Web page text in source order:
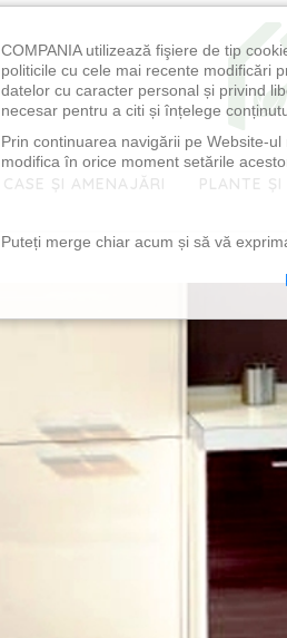
CASE ȘI AMENAJĂRI PLANTE
COMPANIA utilizează fişiere de tip
politicile cu cele mai recente modificări
datelor cu caracter personal și privind
necesar pentru a citi și înțelege
Prin continuarea navigării pe Website-
modifica în orice moment setările
Puteți merge chiar acum și să vă